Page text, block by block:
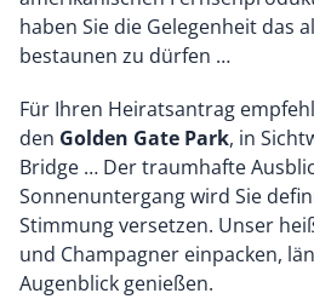
haben Sie die Gelegenheit das
bestaunen zu dürfen …
Für Ihren Heiratsantrag
den Golden Gate Park, in
Bridge … Der traumhafte
Sonnenuntergang wird Sie
Stimmung versetzen. Unser
und Champagner einpacken,
Augenblick genießen.